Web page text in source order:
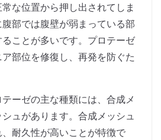
な位置から押し出されてしま
部では腹壁が弱まっている部
ことが多いです。プロテーゼ
部位を修復し、再発を防ぐた
ーゼの主な種類には、合成メ
ュがあります。合成メッシュ
耐久性が高いことが特徴で